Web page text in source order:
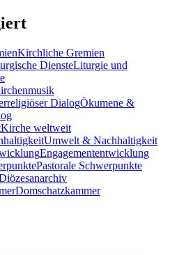
Kirchliche Gremien
Liturgie und
Ökumene &
Kirche weltweit
Umwelt & Nachhaltigkeit
Engagemententwicklung
Pastorale Schwerpunkte
Domschatzkammer